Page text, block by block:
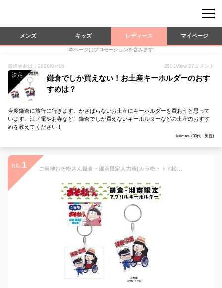
メンズ キッズ レディース マイページ
本ページはプロモーションを含みます
最終更新日：2026/04/16 2301View 27 コメント
決定
鎌倉でしか買えない！お土産キーホルダーのおす
すめは？
今度鎌倉に旅行に行きます。かさばらないお土産にキーホルダーを買おうと思って
います。江ノ電やお寺など、鎌倉でしか買えないキーホルダーなどの土産のおすす
めを教えてください！
kaimaru.(30代・男性)
no. 1 ご当地おそ松さん鎌倉・湘南限定人力車(カラ松・トド松）アクリルキーホルダー